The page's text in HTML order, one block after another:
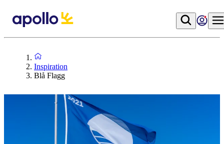
Inspiration
Blå Flagg